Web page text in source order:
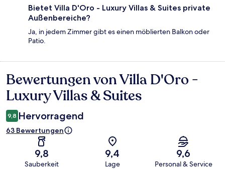
Bietet Villa D'Oro - Luxury Villas & Suites private
Außenbereiche?
Ja, in jedem Zimmer gibt es einen möblierten Balkon oder
Patio.
Bewertungen
Bewertungen von Villa D'Oro -
Luxury Villas & Suites
9,8 Hervorragend
63 Bewertungen
9,8
Sauberkeit
9,4
Lage
9,6
Personal & Service